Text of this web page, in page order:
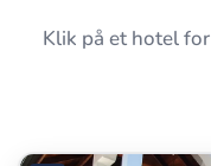
Klik på et hotel